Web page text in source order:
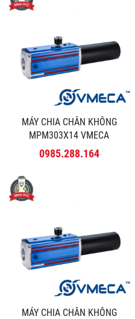
MÁY CHIA CHÂN KHÔNG
MPM303X14 VMECA
0985.288.164
MÁY CHIA CHÂN KHÔNG